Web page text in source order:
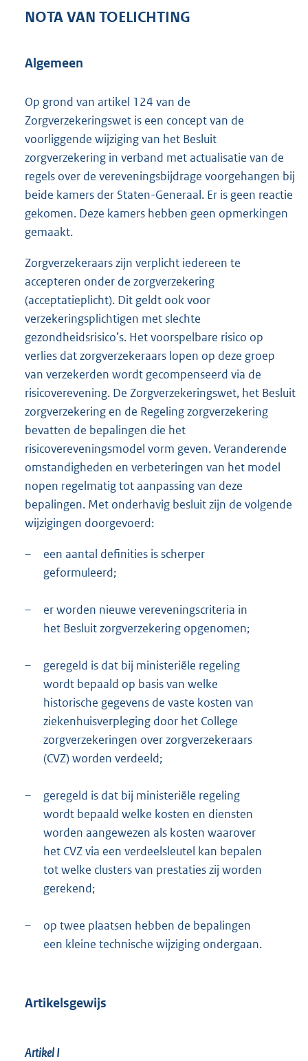
NOTA VAN TOELICHTING
Algemeen
Op grond van artikel 124 van de
Zorgverzekeringswet is een concept van de
voorliggende wijziging van het Besluit
zorgverzekering in verband met actualisatie van de
regels over de vereveningsbijdrage voorgehangen bij
beide kamers der Staten-Generaal. Er is geen reactie
gekomen. Deze kamers hebben geen opmerkingen
gemaakt.
Zorgverzekeraars zijn verplicht iedereen te
accepteren onder de zorgverzekering
(acceptatieplicht). Dit geldt ook voor
verzekeringsplichtigen met slechte
gezondheidsrisico’s. Het voorspelbare risico op
verlies dat zorgverzekeraars lopen op deze groep
van verzekerden wordt gecompenseerd via de
risicoverevening. De Zorgverzekeringswet, het Besluit
zorgverzekering en de Regeling zorgverzekering
bevatten de bepalingen die het
risicovereveningsmodel vorm geven. Veranderende
omstandigheden en verbeteringen van het model
nopen regelmatig tot aanpassing van deze
bepalingen. Met onderhavig besluit zijn de volgende
wijzigingen doorgevoerd:
–
een aantal definities is scherper
geformuleerd;
–
er worden nieuwe vereveningscriteria in
het Besluit zorgverzekering opgenomen;
–
geregeld is dat bij ministeriële regeling
wordt bepaald op basis van welke
historische gegevens de vaste kosten van
ziekenhuisverpleging door het College
zorgverzekeringen over zorgverzekeraars
(CVZ) worden verdeeld;
–
geregeld is dat bij ministeriële regeling
wordt bepaald welke kosten en diensten
worden aangewezen als kosten waarover
het CVZ via een verdeelsleutel kan bepalen
tot welke clusters van prestaties zij worden
gerekend;
–
op twee plaatsen hebben de bepalingen
een kleine technische wijziging ondergaan.
Artikelsgewijs
Artikel I